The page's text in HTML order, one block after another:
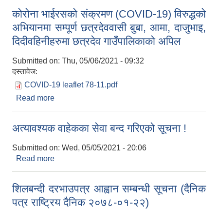
कोरोना भाईरसको संक्रमण (COVID-19) विरुद्धको
अभियानमा सम्पूर्ण छत्रदेववासी बुबा, आमा, दाजुभाइ,
दिदीवहिनीहरुमा छत्रदेव गाउँपालिकाको अपिल
Submitted on: Thu, 05/06/2021 - 09:32
दस्तावेज:
COVID-19 leaflet 78-11.pdf
Read more
अत्यावश्यक वाहेकका सेवा बन्द गरिएको सूचना !
Submitted on: Wed, 05/05/2021 - 20:06
Read more
शिलबन्दी दरभाउपत्र आह्वान सम्बन्धी सूचना (दैनिक
पत्र राष्ट्रिय दैनिक २०७८-०१-२२)